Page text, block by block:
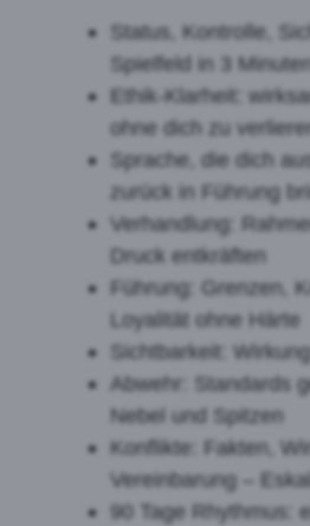
Status, Kontrolle,
Spielfeld in 3
Ethik-Klarheit:
ohne dich zu
Sprache, die dich
zurück in Führung
Verhandlung:
Druck entkräften
Führung: Grenzen,
Loyalität ohne Härte
Sichtbarkeit:
Abwehr: Standards
Nebel und Spitzen
Konflikte: Fakten,
Vereinbarung –
90 Tage Rhythmus: